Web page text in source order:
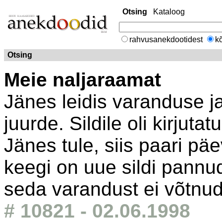
Otsing Kataloog
rahvusanekdootidest
Otsing
Meie naljaraamat
Jänes leidis varanduse
juurde. Sildile oli
Jänes tule, siis paari
keegi on uue sildi
seda varandust ei
# 10821 - 02.06.1998